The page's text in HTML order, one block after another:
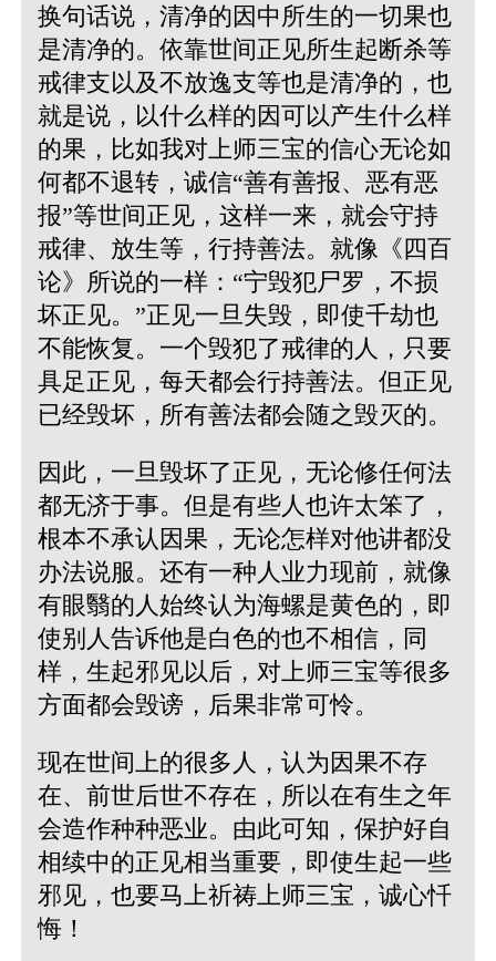
换句话说，清净的因中所生的一切果也
是清净的。依靠世间正见所生起断杀等
戒律支以及不放逸支等也是清净的，也
就是说，以什么样的因可以产生什么样
的果，比如我对上师三宝的信心无论如
何都不退转，诚信“善有善报、恶有恶
报”等世间正见，这样一来，就会守持
戒律、放生等，行持善法。就像《四百
论》所说的一样： “宁毁犯尸罗，不损
坏正见。”正见一旦失毁，即使千劫也
不能恢复。一个毁犯了戒律的人，只要
具足正见，每天都会行持善法。但正见
已经毁坏，所有善法都会随之毁灭的。
因此，一旦毁坏了正见，无论修任何法
都无济于事。但是有些人也许太笨了，
根本不承认因果，无论怎样对他讲都没
办法说服。还有一种人业力现前，就像
有眼翳的人始终认为海螺是黄色的，即
使别人告诉他是白色的也不相信，同
样，生起邪见以后，对上师三宝等很多
方面都会毁谤，后果非常可怜。
现在世间上的很多人，认为因果不存
在、前世后世不存在，所以在有生之年
会造作种种恶业。由此可知，保护好自
相续中的正见相当重要，即使生起一些
邪见，也要马上祈祷上师三宝，诚心忏
悔！